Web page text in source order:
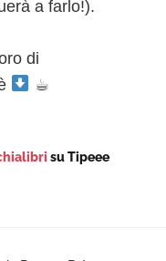
a farlo!).
di
☕︎
su Tipeee